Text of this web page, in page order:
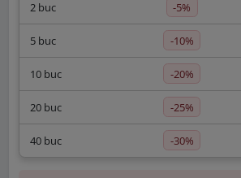
2 buc -5%
5 buc -10%
10 buc -20%
20 buc -25%
40 buc -30%